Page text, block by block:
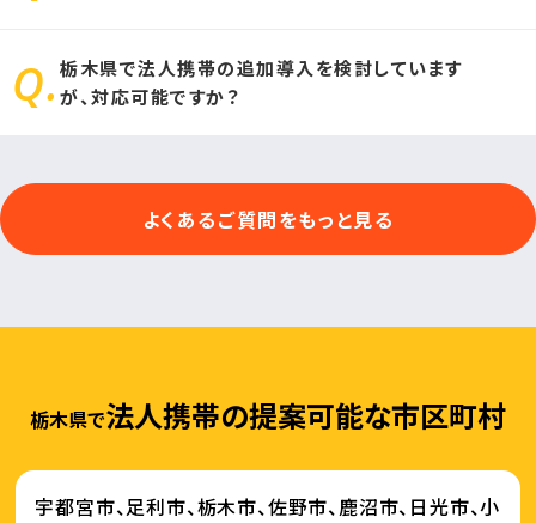
けます。
他社docomo（ドコモ）・au（エーユー）など、ソフトバンク携帯以外
のキャリアをご利用の場合、法人携帯のコスト削減が可能です。
栃木県で法人携帯の追加導入を検討しています
が、対応可能ですか？
可能です。法人携帯の追加導入の際は、法人携帯ドットコムにお問
合せください。よくあるご質問をもっと見る
栃木県で法人携帯の提案可能な市区町村
宇都宮市、足利市、栃木市、佐野市、鹿沼市、日光市、小